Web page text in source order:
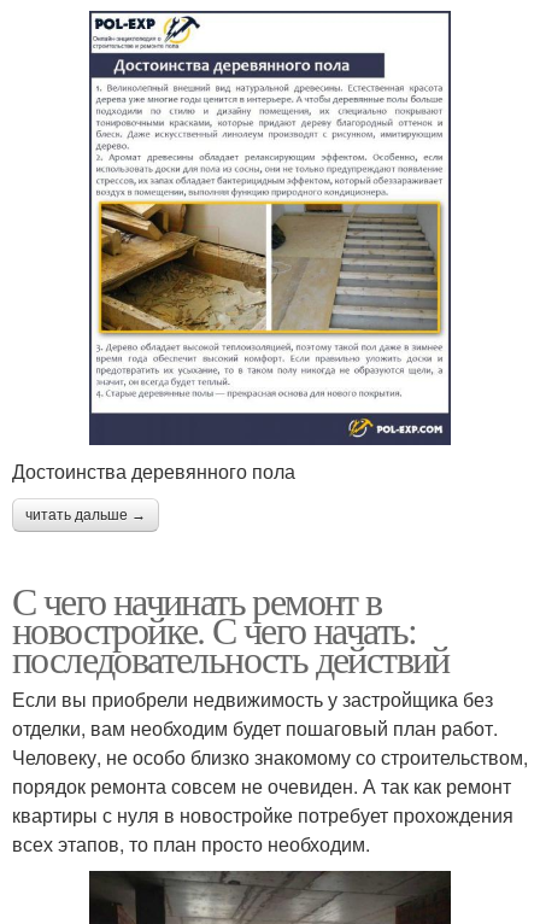
Достоинства деревянного пола
читать дальше →
С чего начинать ремонт в
новостройке. С чего начать:
последовательность действий
Если вы приобрели недвижимость у застройщика без
отделки, вам необходим будет пошаговый план работ.
Человеку, не особо близко знакомому со строительством,
порядок ремонта совсем не очевиден. А так как ремонт
квартиры с нуля в новостройке потребует прохождения
всех этапов, то план просто необходим.